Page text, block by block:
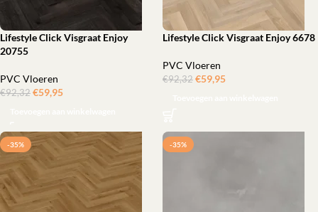
Lifestyle Click Visgraat Enjoy
20755
PVC Vloeren
€92,32 €59,95
Lifestyle Click Visgraat Enjoy 6678
PVC Vloeren
€92,32 €59,95
-35% -35%